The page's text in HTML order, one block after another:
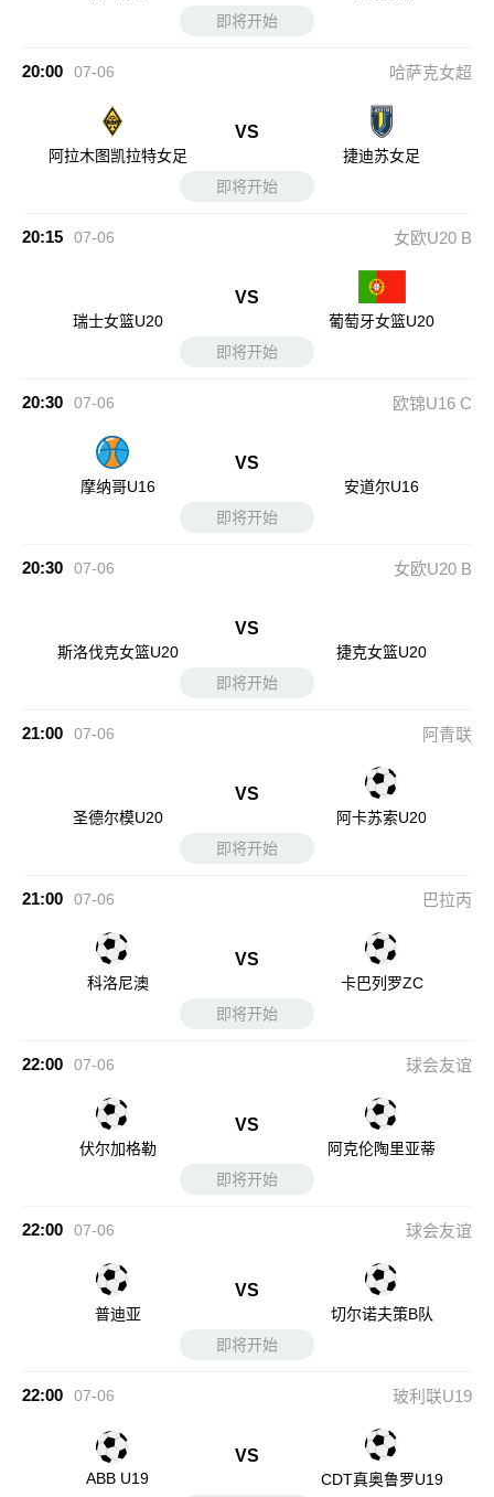
即将开始
20:00 07-06 哈萨克女超
阿拉木图凯拉特女足
VS
捷迪苏女足
即将开始
20:15 07-06 女欧U20 B
瑞士女篮U20
VS
葡萄牙女篮U20
即将开始
20:30 07-06 欧锦U16 C
摩纳哥U16
VS
安道尔U16
即将开始
20:30 07-06 女欧U20 B
斯洛伐克女篮U20
VS
捷克女篮U20
即将开始
21:00 07-06 阿青联
圣德尔模U20
VS
阿卡苏索U20
即将开始
21:00 07-06 巴拉丙
科洛尼澳
VS
卡巴列罗ZC
即将开始
22:00 07-06 球会友谊
伏尔加格勒
VS
阿克伦陶里亚蒂
即将开始
22:00 07-06 球会友谊
普迪亚
VS
切尔诺夫策B队
即将开始
22:00 07-06 玻利联U19
ABB U19
VS
CDT真奥鲁罗U19